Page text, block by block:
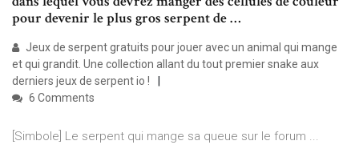
pour devenir le plus gros serpent de …
Jeux de serpent gratuits pour jouer avec un animal qui mange
et qui grandit. Une collection allant du tout premier snake aux
derniers jeux de serpent io !
6 Comments
[Simbole] Le serpent qui mange sa queue sur le forum ...